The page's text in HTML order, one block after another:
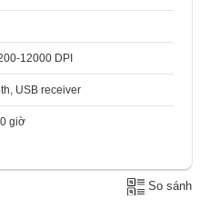
12000 DPI
USB receiver
giờ
So sánh